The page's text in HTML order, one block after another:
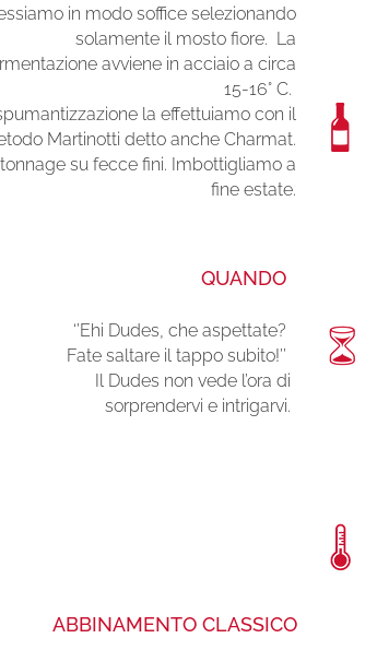
in modo soffice selezionando
solamente il mosto fiore. La
avviene in acciaio a circa
15-16° C.
la effettuiamo con il
Martinotti detto anche Charmat.
su fecce fini. Imbottigliamo a
fine estate.
QUANDO
‘’Ehi Dudes, che aspettate?
Fate saltare il tappo subito!’’
Il Dudes non vede l’ora di
sorprendervi e intrigarvi.
ABBINAMENTO CLASSICO